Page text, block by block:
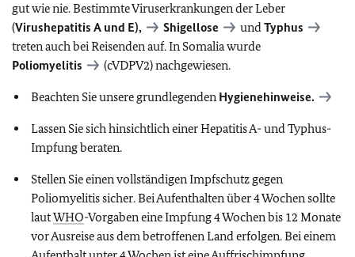
gut wie nie. Bestimmte Viruserkrankungen der Leber
(Virushepatitis A und E), Shigellose undTyphus
treten auch bei Reisenden auf. In Somalia wurde
Poliomyelitis
(cVDPV2) nachgewiesen.
Beachten Sie unsere grundlegenden Hygienehinweise.
Lassen Sie sich hinsichtlich einer Hepatitis A- und Typhus-
Impfung beraten.
Stellen Sie einen vollständigen Impfschutz gegen
Poliomyelitis sicher. Bei Aufenthalten über 4 Wochen sollte
lautWHO-Vorgaben eine Impfung 4 Wochen bis 12 Monate
vor Ausreise aus dem betroffenen Land erfolgen. Bei einem